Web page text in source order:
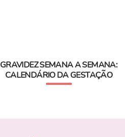
GRAVIDEZ SEMANA A SEMANA:
CALENDÁRIO DA GESTAÇÃO